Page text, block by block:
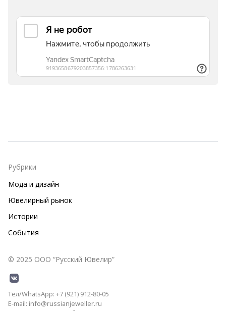
© 2025 ООО “Русский Ювелир”
Тел/WhatsApp: +7 (921) 912-80-05
E-mail: info@russianjeweller.ru
Рубрики
Мода и дизайн
Ювелирный рынок
Истории
События